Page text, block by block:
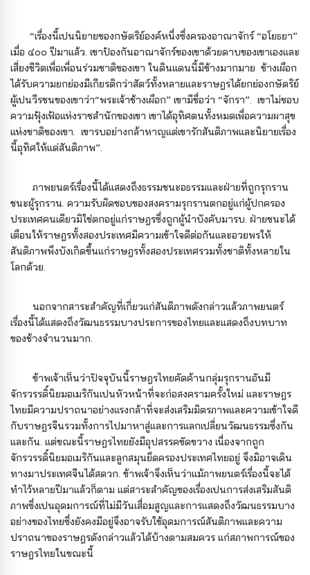
“เรื่องนี้เปนนิยายของกษัตริย์องค์หนึ่งซึ่งครองอาณาจักร์ “อโยธยา”
เมื่อ ๔๐๐ ปีมาแล้ว. เขาป้องกันอาณาจักร์ของเขาด้วยดาบของเขาเองและ
เสี่ยงชีวิตเพื่อเพื่อนร่วมชาติของเขา ในดินแดนนี้มีช้างมากมาย ช้างเผือก
ได้รับความยกย่องมีเกียรติกว่าสัตว์ทั้งหลายและราษฎรได้ยกย่องกษัตริย์
ผู้เปนวีรชนของเขาว่า“พระเจ้าช้างเผือก” เขามีชื่อว่า “จักรา”. เขาไม่ชอบ
ความฟุ้งเฟ้อแห่งราชสํานักของเขา เขาได้อุทิศตนทั้งหมดเพื่อความผาสุข
แห่งชาติของเขา. เขารบอย่างกล้าหาญแต่เขารักสันติภาพและนิยายเรื่อง
นี้อุทิศให้แด่สันติภาพ”.
ภาพยนตร์เรื่องนี้ได้แสดงถึงธรรมชนะอธรรมและฝ่ายที่ถูกรุกราน
ชนะผู้รุกราน. ความรับผิดชอบของสงครามรุกรานตกอยู่แก่ผู้ปกครอง
ประเทศคนเดียวมิใช่ตกอยู่แก่ราษฎรซึ่งถูกผู้นําบังคับมารบ. ฝ่ายชนะได้
เตือนให้ราษฎรทั้งสองประเทศมีความเข้าใจดีต่อกันและอวยพรให้
สันติภาพพึงบังเกิดขึ้นแก่ราษฎรทั้งสองประเทศรวมทั้งชาติทั้งหลายใน
โลกด้วย.
นอกจากสาระสําคัญที่เกี่ยวแก่สันติภาพดังกล่าวแล้วภาพยนตร์
เรื่องนี้ได้แสดงถึงวัฒนธรรมบางประการของไทยและแสดงถึงบทบาท
ของช้างจำนวนมาก.
ข้าพเจ้าเห็นว่าปัจจุบันนี้ราษฎรไทยคัดค้านกลุ่มรุกรานอันมี
จักรวรรดิ์นิยมอเมริกันเปนหัวหน้าที่จะก่อสงครามครั้งใหม่ และราษฎร
ไทยมีความปราถนาอย่างแรงกล้าที่จะส่งเสริมมิตรภาพและความเข้าใจดี
กับราษฎรจีนรวมทั้งการไปมาหาสู่และการแลกเปลี่ยนวัฒนธรรมซึ่งกัน
และกัน. แต่ขณะนี้ราษฎรไทยยังมีอุปสรรคขัดขวาง เนื่องจากถูก
จักรวรรดิ์นิยมอเมริกันและลูกสมุนยึดครองประเทศไทยอยู่ จึงมิอาจเดิน
ทางมาประเทศจีนได้สดวก. ข้าพเจ้าจึงเห็นว่าแม้ภาพยนตร์เรื่องนี้จะได้
ทำไว้หลายปีมาแล้วก็ตาม แต่สาระสําคัญของเรื่องเปนการส่งเสริมสันติ
ภาพซึ่งเปนอุดมการณ์ที่ไม่มีวันเสื่อมสูญและการแสดงถึงวัฒนธรรมบาง
อย่างของไทยซึ่งยังคงมีอยู่จึงอาจรับใช้อุดมการณ์สันติภาพและความ
ปราถนาของราษฎรดังกล่าวแล้วได้บ้างตามสมควร แก่สภาพการณ์ของ
ราษฎรไทยในขณะนี้